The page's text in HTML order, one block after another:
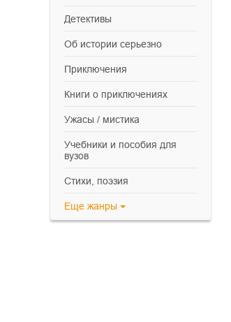
детективы
об истории серьезно
приключения
книги о приключениях
ужасы / мистика
учебники и пособия для
вузов
cтихи, поэзия
Еще жанры